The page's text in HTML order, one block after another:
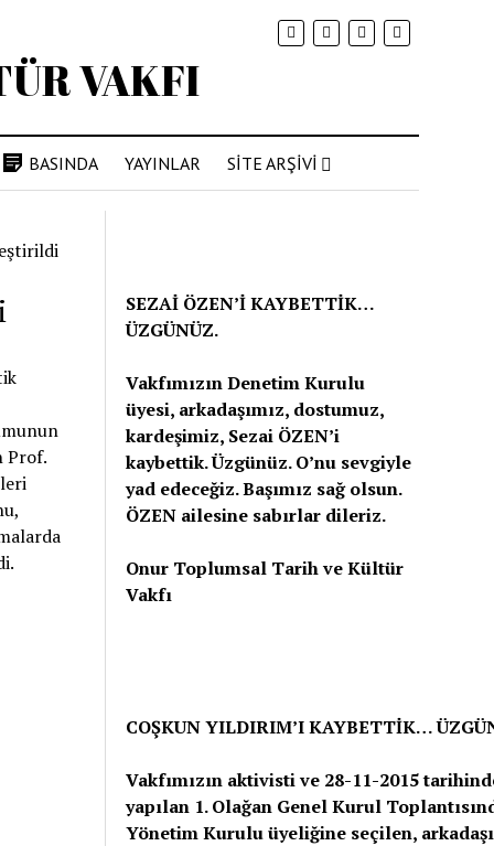
BASINDA YAYINLAR SİTE ARŞİVİ
Prof.
SEZAİ ÖZEN’İ KAYBETTİK…
ÜZGÜNÜZ.
Vakfımızın Denetim Kurulu
üyesi, arkadaşımız, dostumuz,
kardeşimiz, Sezai ÖZEN’i
kaybettik. Üzgünüz. O’nu sevgiyle
yad edeceğiz. Başımız sağ olsun.
ÖZEN ailesine sabırlar dileriz.
Onur Toplumsal Tarih ve Kültür
Vakfı
COŞKUN YILDIRIM’I KAYBETTİK…
Vakfımızın aktivisti ve 28-11-2015
yapılan 1. Olağan Genel Kurul
Yönetim Kurulu üyeliğine seçilen,